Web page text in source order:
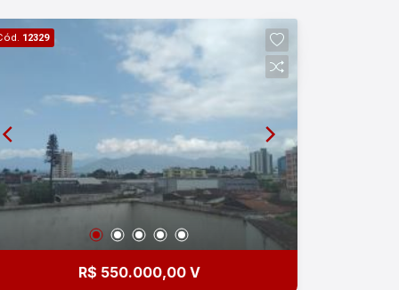
12329
R$ 550.000,00 V